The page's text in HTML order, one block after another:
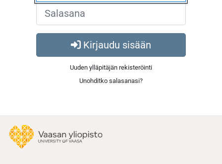
Kirjaudu sisään
Uuden ylläpitäjän rekisteröinti
Unohditko salasanasi?